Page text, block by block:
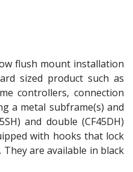
flush mount installation
sized product such as
controllers, connection
a metal subframe(s) and
and double (CF45DH)
with hooks that lock
are available in black